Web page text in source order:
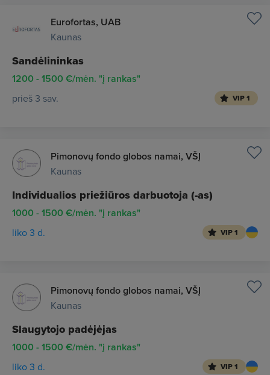
Eurofortas, UAB
Kaunas
Sandėlininkas
1200 - 1500 €/mėn. "į rankas"
prieš 3 sav. VIP 1
Pimonovų fondo globos namai, VŠĮ
Kaunas
Individualios priežiūros darbuotoja (-as)
1000 - 1500 €/mėn. "į rankas"
liko 3 d. VIP 1
Pimonovų fondo globos namai, VŠĮ
Kaunas
Slaugytojo padėjėjas
1000 - 1500 €/mėn. "į rankas"
liko 3 d. VIP 1